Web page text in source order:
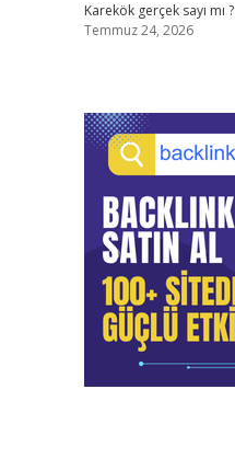
Karekök gerçek sayı mı ?
Temmuz 24, 2026